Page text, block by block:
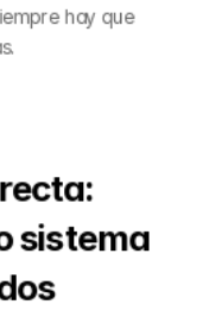
hay que
sistema